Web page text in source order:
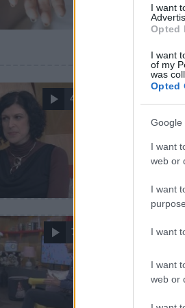
I want
Opted
I want
of my
was
Opted
Google
I want
web or
I want
I want
I want
web or
állapította meg
óvszert, sem
4:48
2024. február 28.
Egyre több
szúrják ki a
7:37
A
Egy 15 éves
inkább tippeket